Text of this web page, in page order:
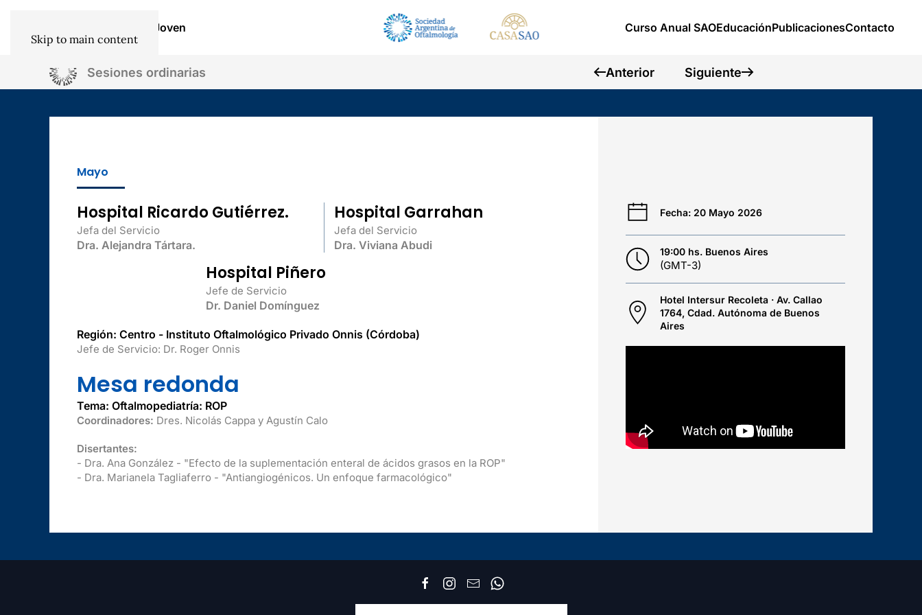
Skip to main content
SAO Joven Curso Anual SAOEducaciónPublicacionesContacto
Sesiones ordinarias Anterior Siguiente
Mayo
Hospital Ricardo Gutiérrez.
Jefa del Servicio
Dra. Alejandra Tártara.
Hospital Garrahan
Jefa del Servicio
Dra. Viviana Abudi
Hospital Piñero
Jefe de Servicio
Dr. Daniel Domínguez
Región: Centro - Instituto Oftalmológico Privado Onnis (Córdoba)
Jefe de Servicio: Dr. Roger Onnis
Mesa redonda
Tema: Oftalmopediatría: ROP
Coordinadores: Dres. Nicolás Cappa y Agustín Calo
Disertantes:
- Dra. Ana González - "Efecto de la suplementación enteral de ácidos grasos en la ROP"
- Dra. Marianela Tagliaferro - "Antiangiogénicos. Un enfoque farmacológico"
Fecha: 20 Mayo 2026
19:00 hs. Buenos Aires
(GMT-3)
Hotel Intersur Recoleta · Av. Callao
1764, Cdad. Autónoma de Buenos
Aires